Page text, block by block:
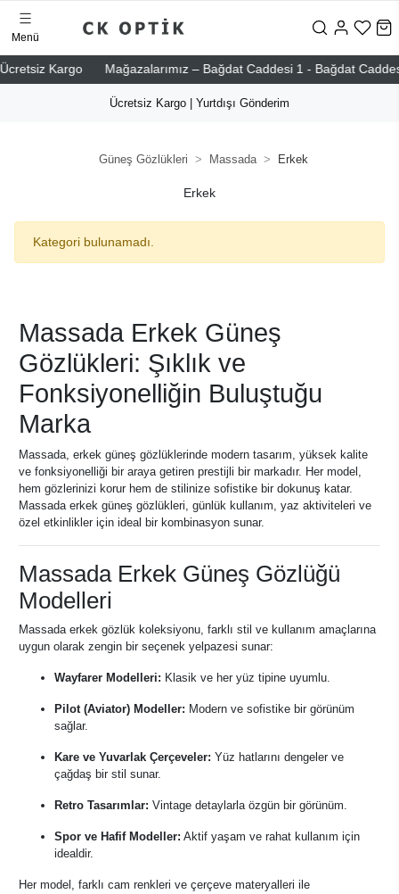
Kargo Mağazalarımız – Bağdat Caddesi 1 - Bağdat
Menü
Ücretsiz Kargo | Yurtdışı Gönderim
Güneş Gözlükleri Massada Erkek
Erkek
Kategori bulunamadı.
Massada Erkek Güneş
Gözlükleri: Şıklık ve
Fonksiyonelliğin Buluştuğu
Marka
Massada, erkek güneş gözlüklerinde modern tasarım, yüksek kalite
ve fonksiyonelliği bir araya getiren prestijli bir markadır. Her model,
hem gözlerinizi korur hem de stilinize sofistike bir dokunuş katar.
Massada erkek güneş gözlükleri, günlük kullanım, yaz aktiviteleri ve
özel etkinlikler için ideal bir kombinasyon sunar.
Massada Erkek Güneş Gözlüğü
Modelleri
Massada erkek gözlük koleksiyonu, farklı stil ve kullanım amaçlarına
uygun olarak zengin bir seçenek yelpazesi sunar:
Wayfarer Modelleri: Klasik ve her yüz tipine uyumlu.
Pilot (Aviator) Modeller: Modern ve sofistike bir görünüm
sağlar.
Kare ve Yuvarlak Çerçeveler: Yüz hatlarını dengeler ve
çağdaş bir stil sunar.
Retro Tasarımlar: Vintage detaylarla özgün bir görünüm.
Spor ve Hafif Modeller: Aktif yaşam ve rahat kullanım için
idealdir.
Her model, farklı cam renkleri ve çerçeve materyalleri ile